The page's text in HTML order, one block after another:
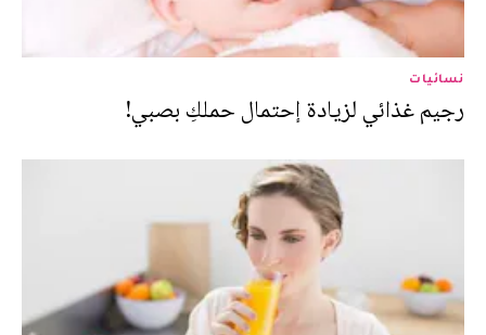
نسائيات
رجيم غذائي لزيادة إحتمال حملكِ بصبي!